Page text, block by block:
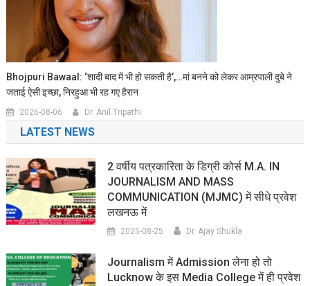
Bhojpuri Bawaal: ‘शादी बाद में भी हो सकती है’,…मां बनने को लेकर आम्रपाली दुबे ने
जताई ऐसी इच्छा, निरहुआ भी रह गए हैरान
2026-08-06 Dr. Anil Tripathi
LATEST NEWS
2 वर्षीय पत्रकारिता के डिग्री कोर्स M.A. IN
JOURNALISM AND MASS
COMMUNICATION (MJMC) में सीधे प्रवेश
लखनऊ में
2025-08-25 Dr. Ajay Shukla
Journalism में Admission लेना हो तो
Lucknow के इस Media College में ही प्रवेश